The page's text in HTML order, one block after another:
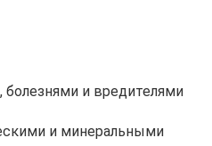
болезнями и вредителями
и минеральными